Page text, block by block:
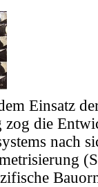
Einsatz
die
nach